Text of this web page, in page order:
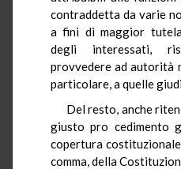
contraddetta da varie
a fini di maggior
degli interessati,
provvedere ad autorità
particolare, a quelle
Del resto, anche
giusto pro cedimento
copertura
comma, della